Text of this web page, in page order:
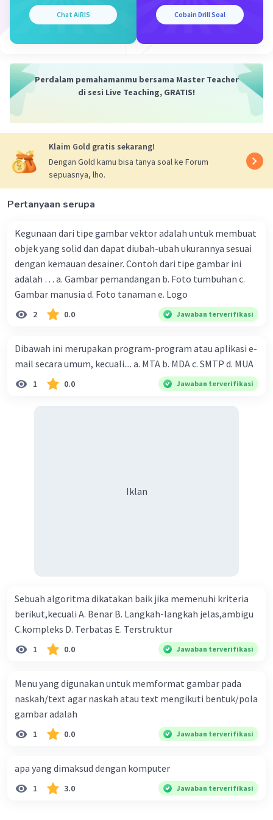
yang melakukan operasi matematika dan logika.
Program: CPU menjalankan instruksi program
termasuk:
Fetch: CPU mengambil instruksi
Decode: CPU memahami instruksi
tersebut, menentukan apa yang perlu
dilakukan.
Execute: CPU melakukan operasi yang
diminta oleh instruksi, seperti
penambahan, pengurangan,
Write back: Jika diperlukan, CPU menulis
kembali hasilnya ke dalam memori atau
register.
Mesin Konseptual Sederhana
konseptual sederhana dalam konteks komputer
adalah representasi abstrak dari bagaimana
melakukan serangkaian operasi sederhana,
seperti penambahan dan pengurangan, serta
unit kontrol yang mengatur aliran instruksi.
Mesin ini dapat dianggap sebagai model dasar
Chat AiRIS Cobain Drill Soal
Perdalam pemahamanmu bersama Master Teacher
di sesi Live Teaching, GRATIS!
Klaim Gold gratis sekarang!
Dengan Gold kamu bisa tanya soal ke Forum
sepuasnya, lho.
Pertanyaan serupa
Kegunaan dari tipe gambar vektor adalah untuk membuat
objek yang solid dan dapat diubah-ubah ukurannya sesuai
dengan kemauan desainer. Contoh dari tipe gambar ini
adalah … a. Gambar pemandangan b. Foto tumbuhan c.
Gambar manusia d. Foto tanaman e. Logo
2 0.0 Jawaban terverifikasi
Dibawah ini merupakan program-program atau aplikasi e-
mail secara umum, kecuali.... a. MTA b. MDA c. SMTP d. MUA
1 0.0 Jawaban terverifikasi
Iklan
Sebuah algoritma dikatakan baik jika memenuhi kriteria
berikut,kecuali A. Benar B. Langkah-langkah jelas,ambigu
C.kompleks D. Terbatas E. Terstruktur
1 0.0 Jawaban terverifikasi
Menu yang digunakan untuk memformat gambar pada
naskah/text agar naskah atau text mengikuti bentuk/pola
gambar adalah
1 0.0 Jawaban terverifikasi
apa yang dimaksud dengan komputer
1 3.0 Jawaban terverifikasi